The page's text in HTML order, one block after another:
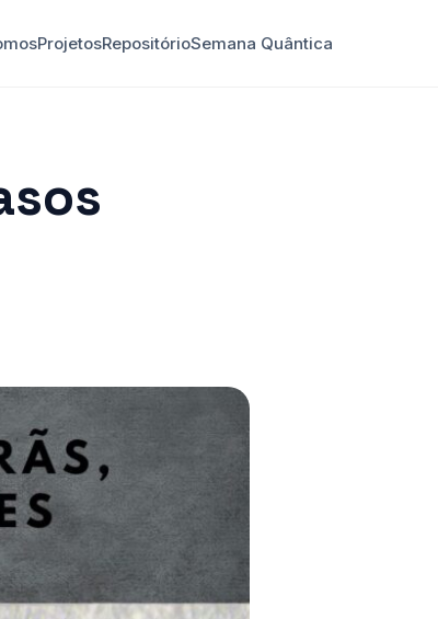
ProjetosRepositórioSemana Quântica